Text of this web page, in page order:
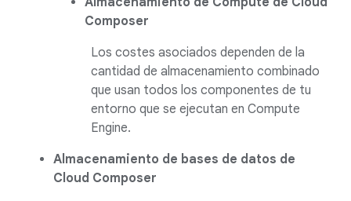
Composer
Los costes asociados dependen de la
cantidad de almacenamiento combinado
que usan todos los componentes de tu
entorno que se ejecutan en Compute
Engine.
Almacenamiento de bases de datos de
Cloud Composer